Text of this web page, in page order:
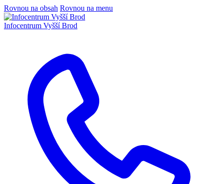
Rovnou na obsah Rovnou na menu
Infocentrum Vyšší Brod